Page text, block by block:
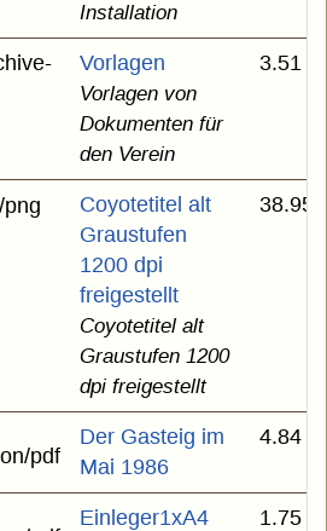
Installation
Vorlagen
Vorlagen von
Dokumenten für
den Verein
3.51
Coyotetitel alt
Graustufen
1200 dpi
freigestellt
Coyotetitel alt
Graustufen 1200
dpi freigestellt
38.95
Der Gasteig im
Mai 1986
4.84
Einleger1xA4
1.75